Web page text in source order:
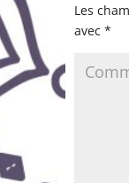
Les
avec *